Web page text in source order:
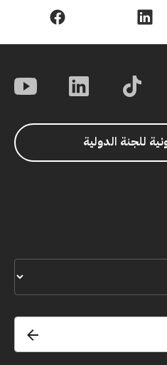
للجنة الدولية